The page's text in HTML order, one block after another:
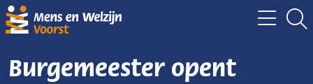
Burgemeester opent